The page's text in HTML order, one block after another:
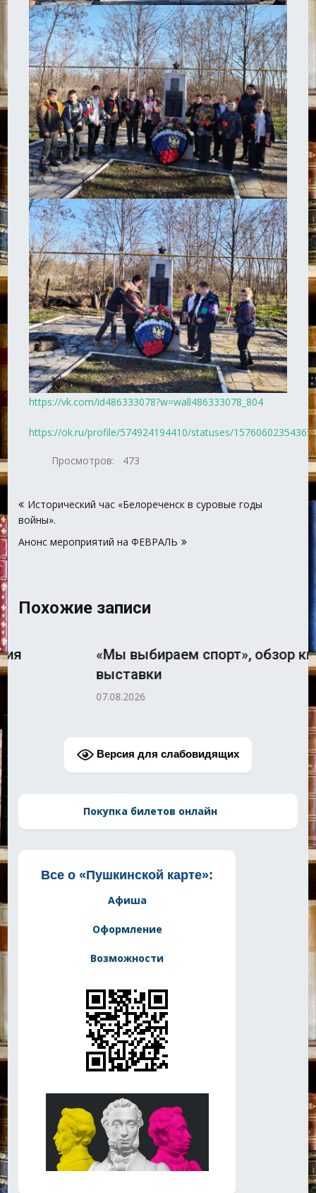
https://vk.com/id486333078?w=wall486333078_804
https://ok.ru/profile/574924194410/statuses/
Просмотров: 473
по
записям
Исторический час «Белореченск в суровые годы
войны».
Анонс мероприятий на ФЕВРАЛЬ
Похожие записи
«Мы выбираем спорт», обзор книжной
Версия для слабовидящих
Покупка билетов онлайн
Все о «Пушкинской карте»:
Афиша
Оформление
Возможности